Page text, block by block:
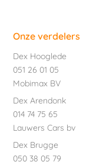
Onze verdelers
Dex Hooglede
051 26 01 05
Mobimax BV
Dex Arendonk
014 74 75 65
Lauwers Cars bv
Dex Brugge
050 38 05 79